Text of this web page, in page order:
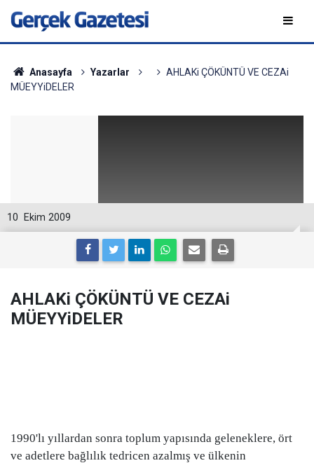
Anasayfa Yazarlar
AHLAKi ÇÖKÜNTÜ VE CEZAi
MÜEYYiDELER
10 Ekim 2009
AHLAKi ÇÖKÜNTÜ VE CEZAi
MÜEYYiDELER
1990'lı yıllardan sonra toplum yapısında geleneklere, ört
ve adetlere bağlılık tedricen azalmış ve ülkenin